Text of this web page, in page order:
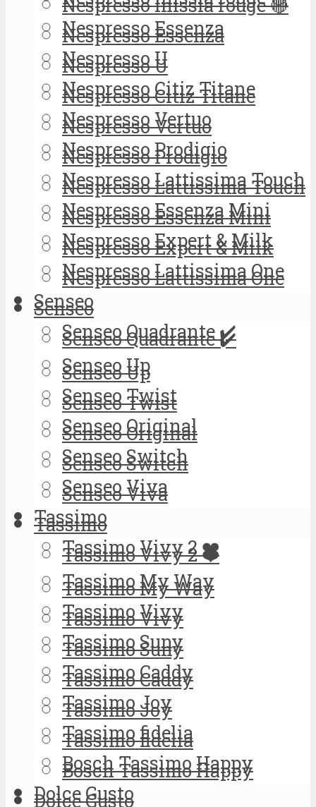
Nespresso Essenza
Nespresso U
Nespresso Citiz Titane
Nespresso Vertuo
Nespresso Prodigio
Nespresso Lattissima Touch
Nespresso Essenza Mini
Nespresso Expert & Milk
Nespresso Lattissima One
Senseo
Senseo Quadrante ✔️
Senseo Up
Senseo Twist
Senseo Original
Senseo Switch
Senseo Viva
Tassimo
Tassimo Vivy 2 ❤️
Tassimo My Way
Tassimo Vivy
Tassimo Suny
Tassimo Caddy
Tassimo Joy
Tassimo fidelia
Bosch Tassimo Happy
Dolce Gusto
Nespresso Inissia rouge 🔴
Nespresso Essenza
Nespresso U
Nespresso Citiz Titane
Nespresso Vertuo
Nespresso Prodigio
Nespresso Lattissima Touch
Nespresso Essenza Mini
Nespresso Expert & Milk
Nespresso Lattissima One
Senseo
Senseo Quadrante ✔️
Senseo Up
Senseo Twist
Senseo Original
Senseo Switch
Senseo Viva
Tassimo
Tassimo Vivy 2 ❤️
Tassimo My Way
Tassimo Vivy
Tassimo Suny
Tassimo Caddy
Tassimo Joy
Tassimo fidelia
Bosch Tassimo Happy
Dolce Gusto